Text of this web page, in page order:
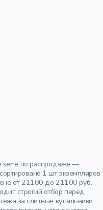
serre по распродаже —
1 шт экземпляров
от 21100 до 21100 руб.
строгий отбор перед
за слитные купальники